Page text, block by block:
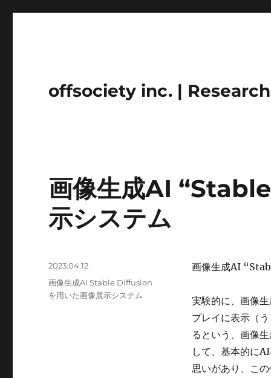
offsociety inc. |
画像生成AI
示システム
画像生成AI
実験的に、画像
プレイに表示（
るという、画像
して、基本的に
思いがあり、こ
投
稿
日:
2023.04.12
カ
テ
画像生成AI Stable Diffusion
を用いた画像展示システム